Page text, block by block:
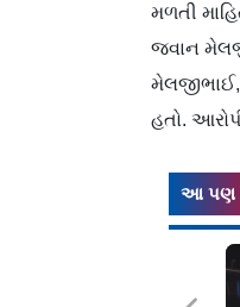
મળતી
જવાન
હતો.
આ પણ